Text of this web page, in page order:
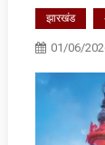
झारखंड
01/06/